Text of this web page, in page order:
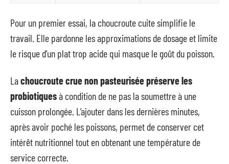
Pour un premier essai, la choucroute cuite simplifie le
travail. Elle pardonne les approximations de dosage et limite
le risque d’un plat trop acide qui masque le goût du poisson.
Lachoucroute crue non pasteurisée préserve les
probiotiquesà condition de ne pas la soumettre à une
cuisson prolongée. L’ajouter dans les dernières minutes,
après avoir poché les poissons, permet de conserver cet
intérêt nutritionnel tout en obtenant une température de
service correcte.